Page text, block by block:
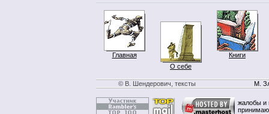
Главная
О себе
Книги
© В. Шендерович, тексты М.
жалобы и